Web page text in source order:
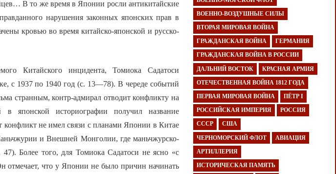
В то же время в Японии росли антикитайские
нарушения законных японских прав в
кровью во время китайско-японской и русско-
Китайского инцидента, Томиока Садатоси
с 1937 по 1940 год (с. 13—78). В череде событий
странным, контр-адмирал отводит конфликту на
японской историографии получил название
не имел связи с планами Японии в Китае
и Внешней Монголии, где маньчжурско-
Более того, для Томиока Садатоси не ясно «с
отмечает, что у Японии не было причин начинать
ВОЕННО-ВОЗДУШНЫЕ СИЛЫ
ВТОРАЯ МИРОВАЯ ВОЙНА
ГРАЖДАНСКАЯ ВОЙНА ГЕРМАНИЯ
ГРАЖДАНСКАЯ ВОЙНА В РОССИИ
ДАЛЬНИЙ ВОСТОК КРАСНАЯ АРМИЯ
ОТЕЧЕСТВЕННАЯ ВОЙНА 1812 ГОДА
ПЕРВАЯ МИРОВАЯ ВОЙНА ПЁТР I
РОССИЙСКАЯ ИМПЕРИЯ РОССИЯ
СССР США
ЧЕРНОМОРСКИЙ ФЛОТ АВИАЦИЯ
АРТИЛЛЕРИЯ
ИСТОРИЧЕСКАЯ ПАМЯТЬ